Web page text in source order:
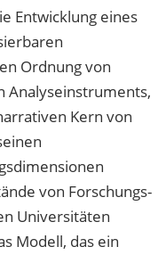
Entwicklung eines
Ordnung von
Analyseinstruments,
Kern von
von Forschungs-
Universitäten
Modell, das ein